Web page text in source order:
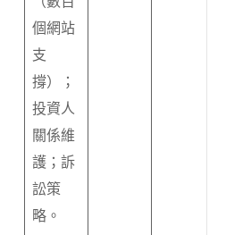
個網站
支
撐）；
投資人
關係維
護；訴
訟策
略。